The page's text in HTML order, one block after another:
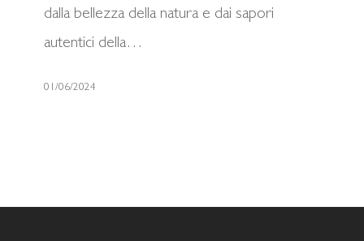
dalla bellezza della natura e dai sapori
autentici della…
01/06/2024